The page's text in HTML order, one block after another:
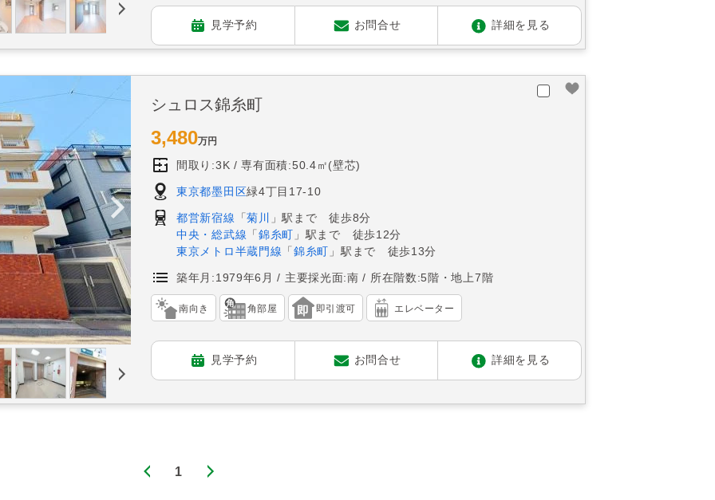
見学予約 お問合せ 詳細を見る
シュロス錦糸町
3,480万円
間取り:3K 専有面積:50.4㎡(壁芯)
東京都墨田区緑4丁目17-10
都営新宿線 「菊川
」駅まで 徒歩8分
中央・総武線 「 錦糸町 」駅まで 徒歩12分
東京メトロ半蔵門線 「錦糸町 」駅まで 徒歩13分
築年月:1979年6月 主要採光面:南 所在階数:5階・地上7階
南向き 角部屋 即引渡可 エレベーター
見学予約 お問合せ 詳細を見る
1